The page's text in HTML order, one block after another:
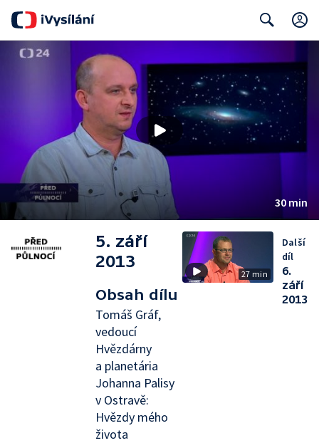
30 min
5. září
2013
Obsah dílu
Tomáš Gráf,
vedoucí
Hvězdárny
a planetária
Johanna Palisy
v Ostravě:
Hvězdy mého
života
27 min
Další
díl
6.
září
2013